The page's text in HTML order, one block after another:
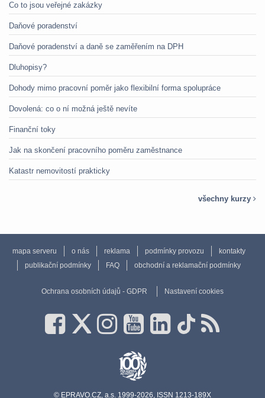
Co to jsou veřejné zakázky
Daňové poradenství
Daňové poradenství a daně se zaměřením na DPH
Dluhopisy?
Dohody mimo pracovní poměr jako flexibilní forma spolupráce
Dovolená: co o ní možná ještě nevíte
Finanční toky
Jak na skončení pracovního poměru zaměstnance
Katastr nemovitostí prakticky
všechny kurzy
mapa serveru o nás reklama podmínky provozu
kontakty
publikační podmínky
FAQ obchodní a reklamační podmínky
Ochrana osobních údajů - GDPR Nastavení cookies
© EPRAVO.CZ, a.s. 1999-2026, ISSN 1213-189X